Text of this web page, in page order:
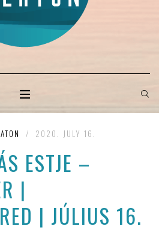
/ 2020. JULY 16.
ESTJE –
|
| JÚLIUS 16.